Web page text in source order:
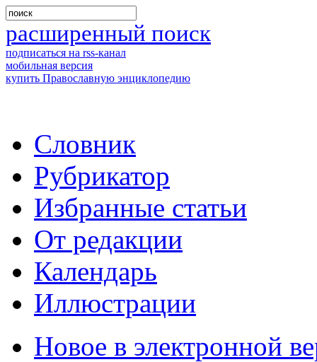
расширенный поиск
подписаться на rss-канал
мобильная версия
купить Православную энциклопедию
Словник
Рубрикатор
Избранные статьи
От редакции
Календарь
Иллюстрации
Новое в электронной